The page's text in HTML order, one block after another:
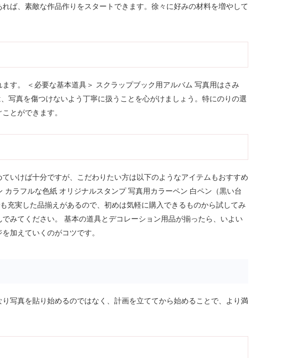
ば、素敵な作品作りをスタートできます。徐々に好みの材料を増やして
す。 ＜必要な基本道具＞ スクラップブック用アルバム 写真用はさみ
写真を傷つけないよう丁寧に扱うことを心がけましょう。特にのりの選
とができます。
いけば十分ですが、こだわりたい方は以下のようなアイテムもおすすめ
ラフルな色紙 オリジナルスタンプ 写真用カラーペン 白ペン（黒い台
実した品揃えがあるので、初めは気軽に購入できるものから試してみ
みてください。 基本の道具とデコレーション用品が揃ったら、いよい
加えていくのがコツです。
写真を貼り始めるのではなく、計画を立ててから始めることで、より満